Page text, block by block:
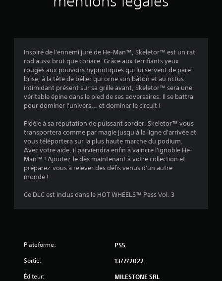
Inspiré de l'ennemi juré de He-Man™, Skeletor™ est un rat
rod aussi brut que coriace. Grâce aux terrifiants yeux
rouges aux pouvoirs hypnotiques qui lui servent de pare-
brise, à la tête de bélier qui orne son bâton et au rictus
intimidant présent sur sa grille avant, Skeletor™ sera une
véritable épine dans le pied de ses adversaires. Il se battra
pour dominer l'univers... et dominer le circuit !
Fidèle à sa réputation de puissant sorcier, Skeletor™ vous
transportera comme par magie jusqu'à la ligne d'arrivée et
vous téléportera sur la plus haute marche du podium.
Avec votre aide, il parviendra enfin à vaincre l'ignoble He-
Man™ ! Ajoutez-le dès maintenant à votre collection et
préparez-vous à relever des défis venus d'un autre
monde !
Ce DLC est inclus dans le HOT WHEELS™ Pass Vol. 3
Plateforme: PS5
Sortie: 13/7/2022
Éditeur: MILESTONE SRL